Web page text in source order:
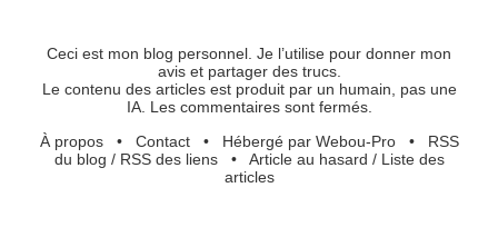
Ceci est mon blog personnel. Je l’utilise pour donner mon
avis et partager des trucs.
Le contenu des articles est produit par un humain, pas une
IA. Les commentaires sont fermés.
À propos• Contact• Hébergé par Webou-Pro• RSS
du blog / RSS des liens• Article au hasard / Liste des
articles